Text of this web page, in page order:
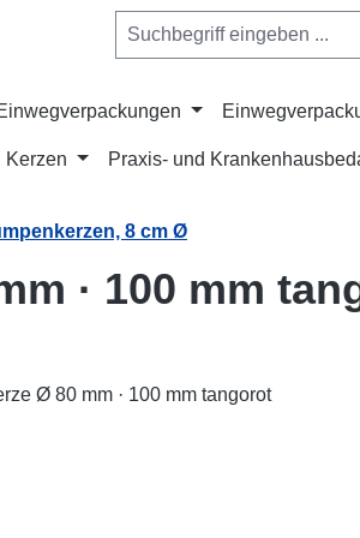
Kerzen Praxis- und
8 cm Ø
· 100 mm